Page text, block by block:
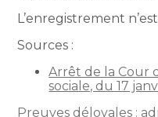
L’enregistrement
Sources :
Arrêt de la Cour
sociale, du 17
Preuves déloyales :